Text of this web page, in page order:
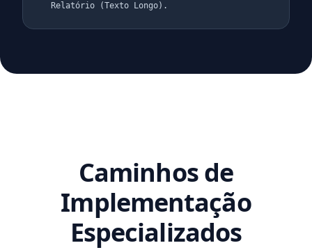
Relatório (Texto Longo).
Caminhos de
Implementação
Especializados